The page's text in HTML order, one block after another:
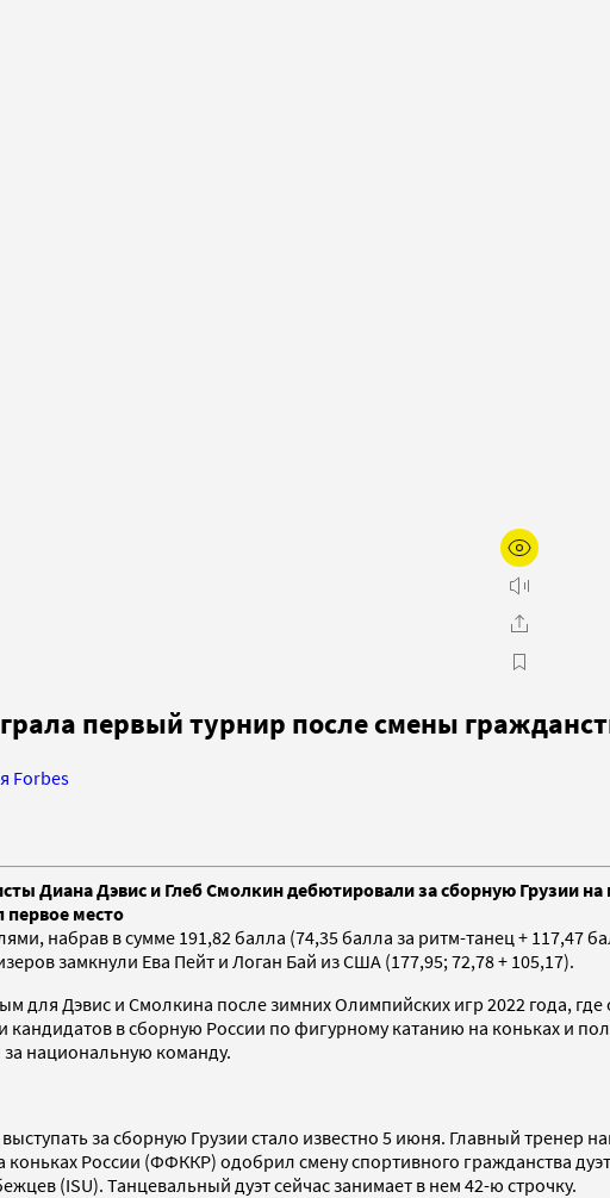
первый турнир после смены
Forbes
Диана Дэвис и Глеб Смолкин дебютировали за сборную Грузии
место
набрав в сумме 191,82 балла (74,35 балла за ритм-танец + 117,47
замкнули Ева Пейт и Логан Бай из США (177,95; 72,78 + 105,17).
для Дэвис и Смолкина после зимних Олимпийских игр 2022 года,
в сборную России по фигурному катанию на коньках и
национальную команду.
за сборную Грузии стало известно 5 июня. Главный тренер
России (ФФККР) одобрил смену спортивного гражданства
(ISU). Танцевальный дуэт сейчас занимает в нем 42-ю строчку.